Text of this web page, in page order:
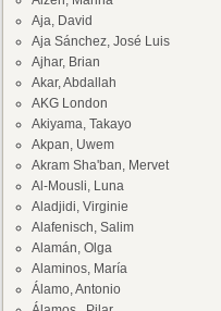
Aja, David
Aja Sánchez, José Luis
Ajhar, Brian
Akar, Abdallah
AKG London
Akiyama, Takayo
Akpan, Uwem
Akram Sha'ban, Mervet
Al-Mousli, Luna
Aladjidi, Virginie
Alafenisch, Salim
Alamán, Olga
Alaminos, María
Álamo, Antonio